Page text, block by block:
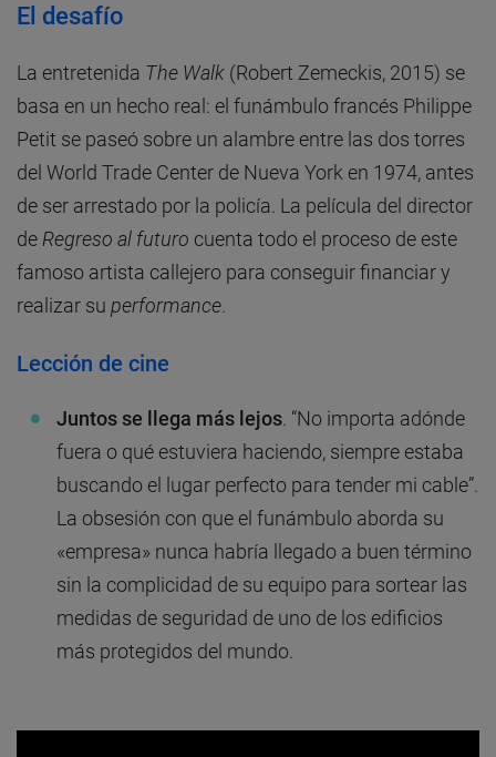
El desafío
La entretenida The Walk (Robert Zemeckis, 2015) se
basa en un hecho real: el funámbulo francés Philippe
Petit se paseó sobre un alambre entre las dos torres
del World Trade Center de Nueva York en 1974, antes
de ser arrestado por la policía. La película del director
de Regreso al futuro cuenta todo el proceso de este
famoso artista callejero para conseguir financiar y
realizar su performance
Lección de cine
Juntos se llega más lejos . “No importa adónde
fuera o qué estuviera haciendo, siempre estaba
buscando el lugar perfecto para tender mi cable”.
La obsesión con que el funámbulo aborda su
«empresa» nunca habría llegado a buen término
sin la complicidad de su equipo para sortear las
medidas de seguridad de uno de los edificios
más protegidos del mundo.